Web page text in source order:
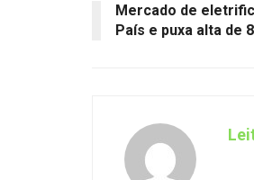
Mercado de
País e puxa alta de